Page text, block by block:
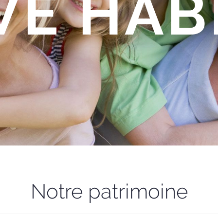
Notre patrimoine